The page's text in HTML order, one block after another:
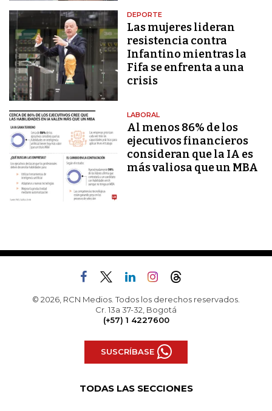
DEPORTE
Las mujeres lideran
resistencia contra
Infantino mientras la
Fifa se enfrenta a una
crisis
LABORAL
Al menos 86% de los
ejecutivos financieros
consideran que la IA es
más valiosa que un MBA
© 2026, RCN Medios. Todos los derechos reservados.
Cr. 13a 37-32, Bogotá
(+57) 1 4227600
SUSCRÍBASE
TODAS LAS SECCIONES